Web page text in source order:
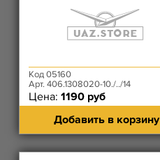
Код 05160
Арт. 406.1308020-10./../14
Цена: 1190 руб
Добавить в корзину